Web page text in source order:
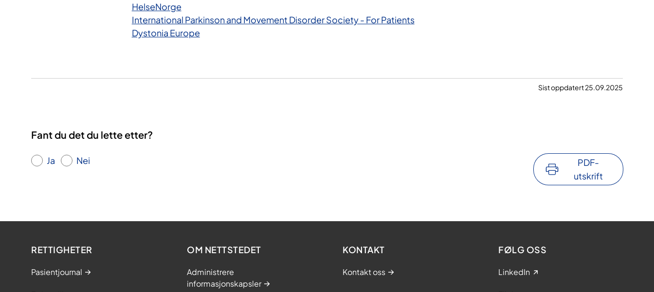
HelseNorge
International Parkinson and Movement Disorder Society - For Patients
Dystonia Europe
Sist oppdatert 25.09.2025
Fant du det du lette etter?
Ja Nei
PDF-
utskrift
RETTIGHETER
Pasientjournal
OM NETTSTEDET
Administrere
informasjonskapsler
KONTAKT
Kontakt oss
FØLG OSS
LinkedIn